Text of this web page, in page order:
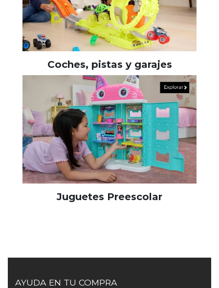
Coches, pistas y garajes
Juguetes Preescolar
AYUDA EN TU COMPRA